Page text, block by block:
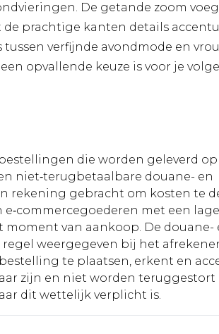
De getande zoom
prachtige kanten details
verfijnde avondmode en
opvallende keuze is voor je
die worden geleverd op
niet‑terugbetaalbare douane- en
rekening gebracht om kosten te
met een
van aankoop. De douane-
weergegeven bij het
te plaatsen, erkent en
zijn en niet worden teruggestort
dit wettelijk verplicht is.